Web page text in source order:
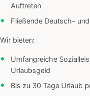
Auftreten
Fließende Deutsch-
Wir bieten:
Umfangreiche
Urlaubsgeld
Bis zu 30 Tage Urlaub